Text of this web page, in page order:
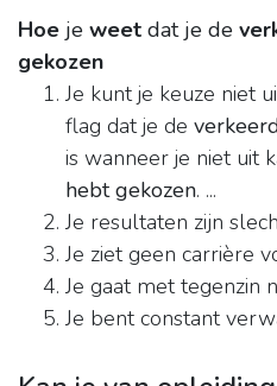
Hoe je weet dat je de
gekozen
Je kunt je keuze niet
flag dat je de
is wanneer je niet uit
hebt gekozen. ...
Je resultaten zijn
Je ziet geen carrière
Je gaat met tegenzin
Je bent constant